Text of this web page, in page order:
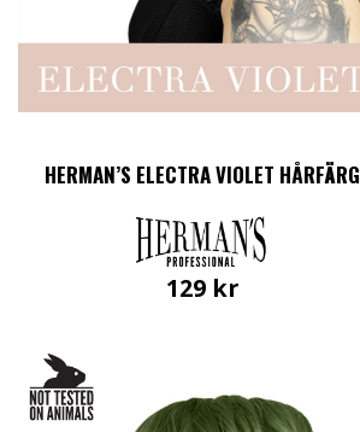
HERMAN’S ELECTRA VIOLET HÅRFÄRG
129 kr